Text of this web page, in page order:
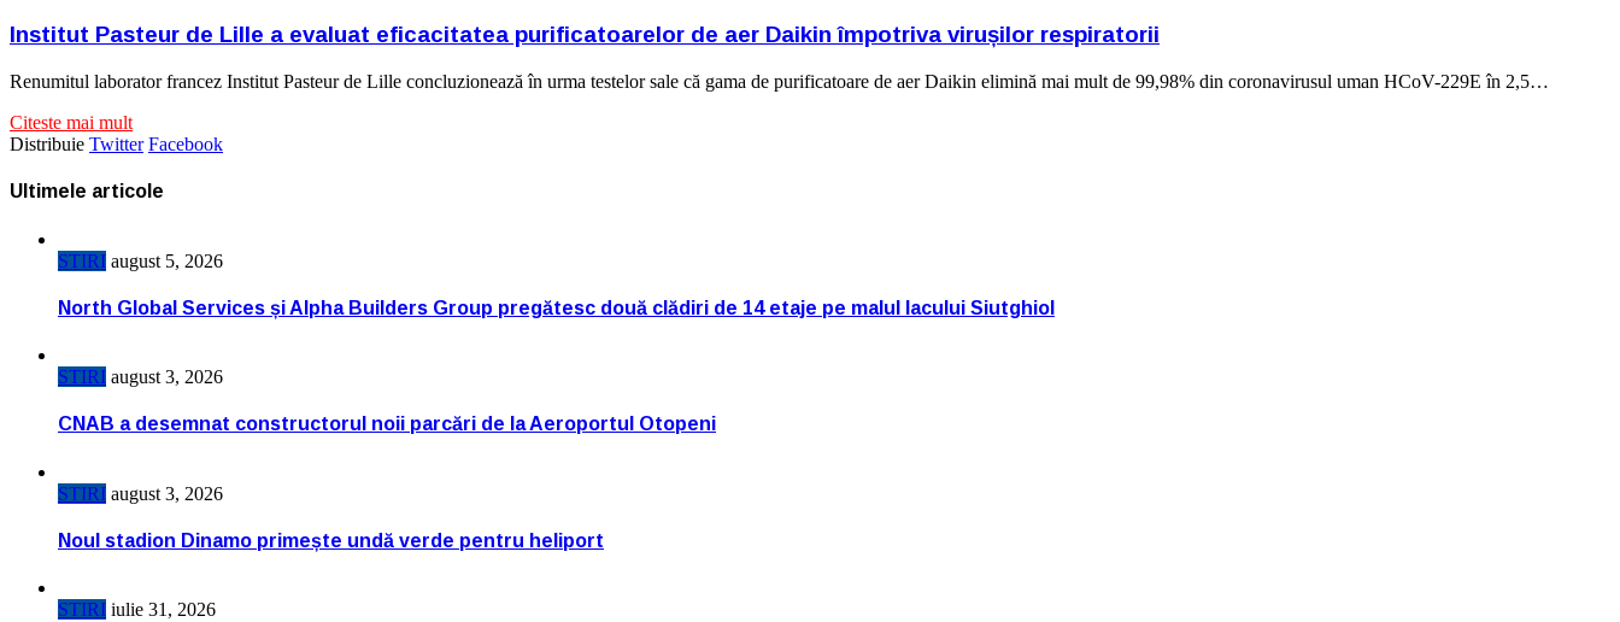
Institut Pasteur de Lille a evaluat eficacitatea purificatoarelor de aer Daikin împotriva virușilor respiratorii
Renumitul laborator francez Institut Pasteur de Lille concluzionează în urma testelor sale că gama de purificatoare de aer Daikin elimină mai mult de 99,98% din coronavirusul uman HCoV-229E în 2,5…
Citeste mai mult
Distribuie Twitter Facebook
Ultimele articole
STIRI august 5, 2026
North Global Services și Alpha Builders Group pregătesc două clădiri de 14 etaje pe malul lacului Siutghiol
STIRI august 3, 2026
CNAB a desemnat constructorul noii parcări de la Aeroportul Otopeni
STIRI august 3, 2026
Noul stadion Dinamo primește undă verde pentru heliport
STIRI iulie 31, 2026